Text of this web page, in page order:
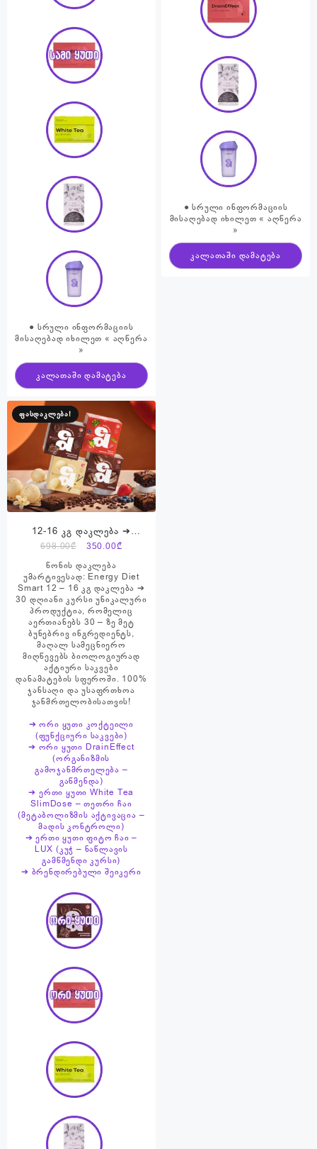
● სრული ინფორმაციის
მისაღებად იხილეთ « აღწერა
»
კალათაში დამატება
● სრული ინფორმაციის
მისაღებად იხილეთ « აღწერა
»
კალათაში დამატება
ფასდაკლება!
12-16 კგ დაკლება ➔
პროდუქტების ნაკრები ➔
Energy Diet Smart
698.00₾
Original
was:
698.00₾.
350.00₾Current
is:
350.00₾.
წონის დაკლება
უმარტივესად: Energy Diet
Smart 12 – 16 კგ დაკლება ➔
30 დღიანი კურსი უნიკალური
პროდუქტია, რომელიც
აერთიანებს 30 – ზე მეტ
ბუნებრივ ინგრედიენტს,
მაღალ სამეცნიერო
მიღწევებს ბიოლოგიურად
აქტიური საკვები
დანამატების სფეროში. 100%
ჯანსაღი და უსაფრთხოა
ჯანმრთელობისათვის!
➔ ორი ყუთი კოქტეილი
(ფუნქციური საკვები)
➔ ორი ყუთი DrainEffect
(ორგანიზმის
გამოჯანმრთელება –
გაწმენდა)
➔ ერთი ყუთი White Tea
SlimDose – თეთრი ჩაი
(მეტაბოლიზმის აქტივაცია –
მადის კონტროლი)
➔ ერთი ყუთი ფიტო ჩაი –
LUX (კუჭ – ნაწლავის
გამწმენდი კურსი)
➔ ბრენდირებული შეიკერი